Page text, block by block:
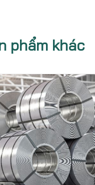
phẩm khác